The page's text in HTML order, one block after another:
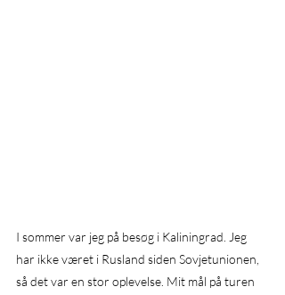
I sommer var jeg på besøg i Kaliningrad. Jeg
har ikke været i Rusland siden Sovjetunionen,
så det var en stor oplevelse. Mit mål på turen